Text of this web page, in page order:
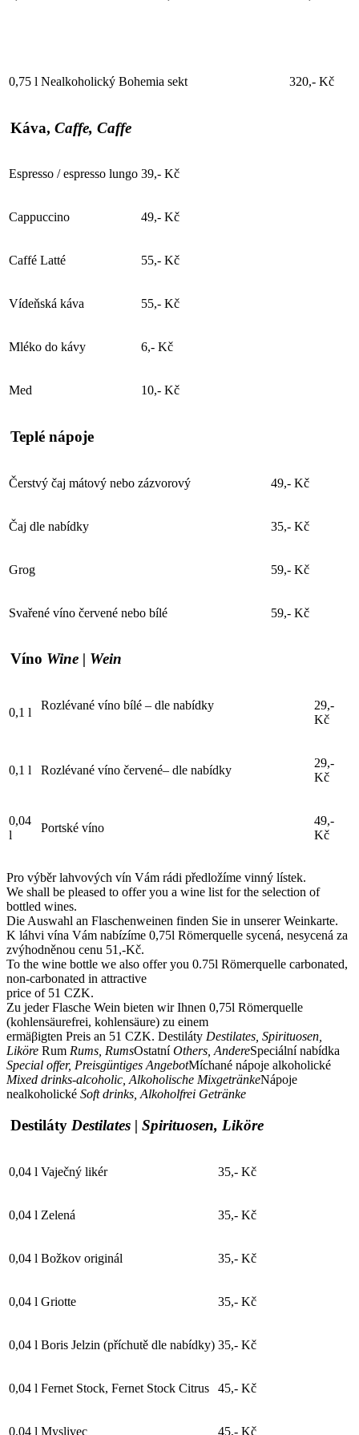
0,75 l Nealkoholický Bohemia sekt 320,- Kč
Káva, Caffe, Caffe
Espresso / espresso lungo 39,- Kč
Cappuccino 49,- Kč
Caffé Latté 55,- Kč
Vídeňská káva 55,- Kč
Mléko do kávy 6,- Kč
Med 10,- Kč
Teplé nápoje
Čerstvý čaj mátový nebo zázvorový 49,- Kč
Čaj dle nabídky 35,- Kč
Grog 59,- Kč
Svařené víno červené nebo bílé 59,- Kč
Víno Wine | Wein
0,1 l
Rozlévané víno bílé – dle nabídky
29,-
Kč
0,1 l Rozlévané víno červené– dle nabídky
29,-
Kč
0,04
l
Portské víno
49,-
Kč
Pro výběr lahvových vín Vám rádi předložíme vinný lístek.
We shall be pleased to offer you a wine list for the selection of
bottled wines.
Die Auswahl an Flaschenweinen finden Sie in unserer Weinkarte.
K láhvi vína Vám nabízíme 0,75l Römerquelle sycená, nesycená za
zvýhodněnou cenu 51,-Kč.
To the wine bottle we also offer you 0.75l Römerquelle carbonated,
non-carbonated in attractive
price of 51 CZK.
Zu jeder Flasche Wein bieten wir Ihnen 0,75l Römerquelle
(kohlensäurefrei, kohlensäure) zu einem
ermäβigten Preis an 51 CZK. Destiláty Destilates, Spirituosen,
Liköre Rum Rums, RumsOstatníOthers, AndereSpeciální nabídka
Special offer, Preisgüntiges AngebotMíchané nápoje alkoholické
Mixed drinks-alcoholic, Alkoholische MixgetränkeNápoje
nealkoholické Soft drinks, Alkoholfrei Getränke
Destiláty Destilates | Spirituosen, Liköre
0,04 l Vaječný likér 35,- Kč
0,04 l Zelená 35,- Kč
0,04 l Božkov originál 35,- Kč
0,04 l Griotte 35,- Kč
0,04 l Boris Jelzin (příchutě dle nabídky) 35,- Kč
0,04 l Fernet Stock, Fernet Stock Citrus 45,- Kč
0,04 l Myslivec 45,- Kč